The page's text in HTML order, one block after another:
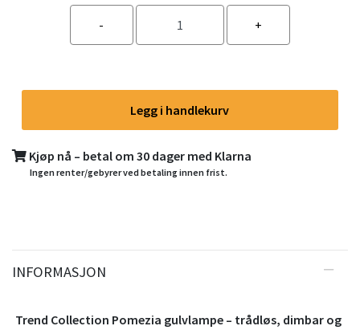
Legg i handlekurv
Kjøp nå – betal om 30 dager med Klarna
Ingen renter/gebyrer ved betaling innen frist.
INFORMASJON
Trend Collection Pomezia gulvlampe – trådløs, dimbar og